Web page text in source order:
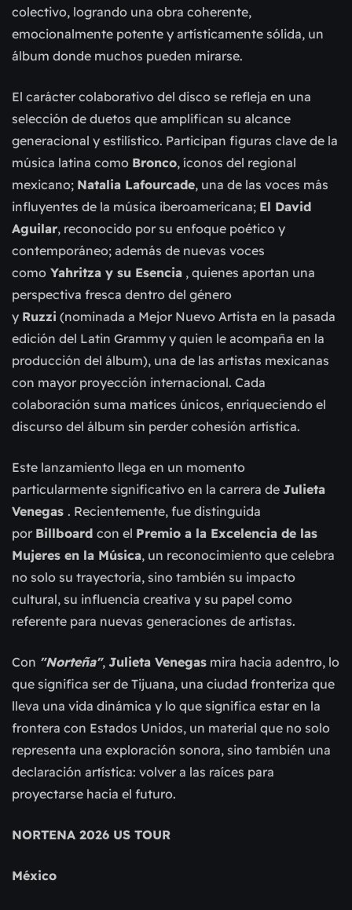
colectivo, logrando una obra coherente,
emocionalmente potente y artísticamente sólida, un
álbum donde muchos pueden mirarse.
El carácter colaborativo del disco se refleja en una
selección de duetos que amplifican su alcance
generacional y estilístico. Participan figuras clave de la
música latina como Bronco, íconos del regional
mexicano; Natalia Lafourcade, una de las voces más
influyentes de la música iberoamericana; El David
Aguilar, reconocido por su enfoque poético y
contemporáneo; además de nuevas voces
como Yahritza y su Esencia , quienes aportan una
perspectiva fresca dentro del género
y Ruzzi (nominada a Mejor Nuevo Artista en la pasada
edición del Latin Grammy y quien le acompaña en la
producción del álbum), una de las artistas mexicanas
con mayor proyección internacional. Cada
colaboración suma matices únicos, enriqueciendo el
discurso del álbum sin perder cohesión artística.
Este lanzamiento llega en un momento
particularmente significativo en la carrera de Julieta
Venegas . Recientemente, fue distinguida
por Billboard con el Premio a la Excelencia de las
Mujeres en la Música, un reconocimiento que celebra
no solo su trayectoria, sino también su impacto
cultural, su influencia creativa y su papel como
referente para nuevas generaciones de artistas.
Con "Norteña", Julieta Venegas mira hacia adentro, lo
que significa ser de Tijuana, una ciudad fronteriza que
lleva una vida dinámica y lo que significa estar en la
frontera con Estados Unidos, un material que no solo
representa una exploración sonora, sino también una
declaración artística: volver a las raíces para
proyectarse hacia el futuro.
NORTENA 2026 US TOUR
México